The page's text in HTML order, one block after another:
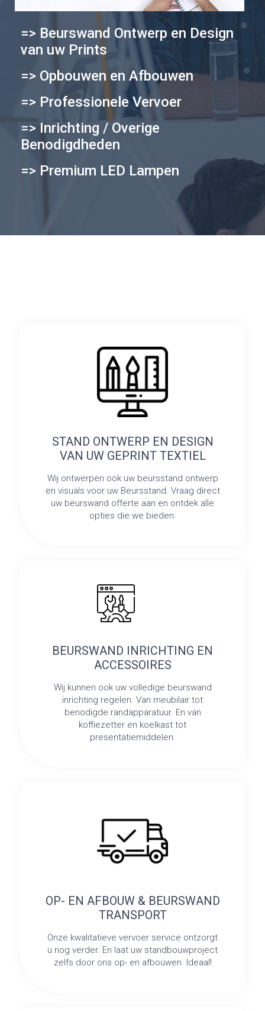
=> Beurswand Ontwerp en Design
van uw Prints
=> Opbouwen en Afbouwen
=> Professionele Vervoer
=> Inrichting / Overige
Benodigdheden
=> Premium LED Lampen
STAND ONTWERP EN DESIGN
VAN UW GEPRINT TEXTIEL
Wij ontwerpen ook uw beursstand ontwerp
en visuals voor uw Beursstand. Vraag direct
uw beurswand offerte aan en ontdek alle
opties die we bieden.
BEURSWAND INRICHTING EN
ACCESSOIRES
Wij kunnen ook uw volledige beurswand
inrichting regelen. Van meubilair tot
benodigde randapparatuur. En van
koffiezetter en koelkast tot
presentatiemiddelen.
OP- EN AFBOUW & BEURSWAND
TRANSPORT
Onze kwalitatieve vervoer service ontzorgt
u nog verder. En laat uw standbouwproject
zelfs door ons op- en afbouwen. Ideaal!